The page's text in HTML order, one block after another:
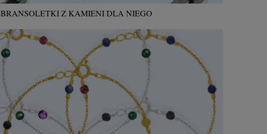
BRANSOLETKI Z KAMIENI DLA NIEGO